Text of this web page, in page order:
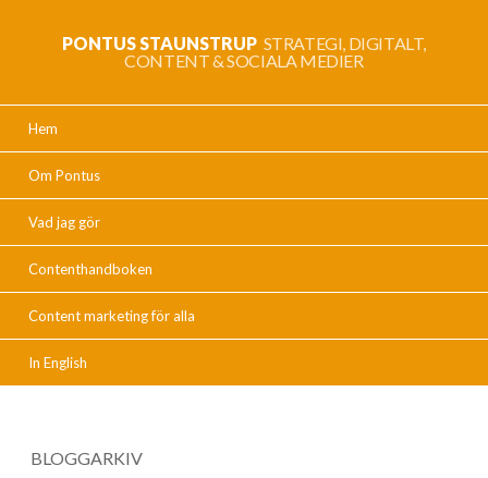
PONTUS STAUNSTRUP STRATEGI, DIGITALT,
CONTENT & SOCIALA MEDIER
Hem
Om Pontus
Vad jag gör
Contenthandboken
Content marketing för alla
In English
BLOGGARKIV